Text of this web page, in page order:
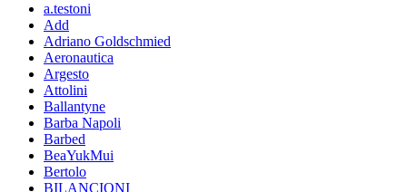
a.testoni
Add
Adriano Goldschmied
Aeronautica
Argesto
Attolini
Ballantyne
Barba Napoli
Barbed
BeaYukMui
Bertolo
BILANCIONI